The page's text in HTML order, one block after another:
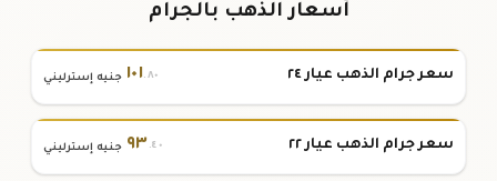
أسعار الذهب بالجرام
سعر جرام الذهب عيار ٢٤ ١٠١.٨٠ جنيه إسترليني
سعر جرام الذهب عيار ٢٢ ٩٣.٤٠ جنيه إسترليني